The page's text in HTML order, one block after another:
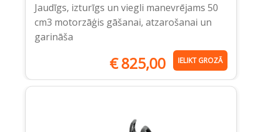
Jaudīgs, izturīgs un viegli manevrējams 50
cm3 motorzāģis gāšanai, atzarošanai un
garināša
€825,00 IELIKT GROZĀ